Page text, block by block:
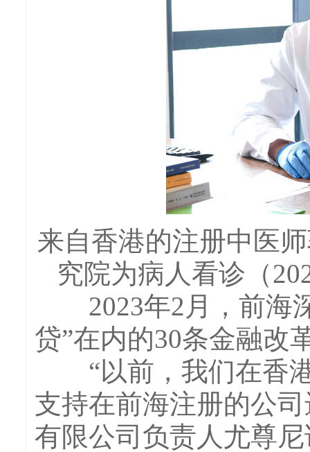
来自香港的注册中医
究院为病人看诊（
2023年2月，前海深
贷”在内的30条金融改
“以前，我们在香港
支持在前海注册的公
有限公司负责人尤尊